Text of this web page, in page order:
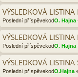
VÝSLEDKOVÁ
Poslední příspěvekodO. Hajna
VÝSLEDKOVÁ
Poslední příspěvekodO. Hajna
VÝSLEDKOVÁ
Poslední příspěvekodO.Hajna